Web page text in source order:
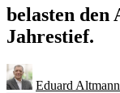
belasten den
Jahrestief.
Eduard Altmann